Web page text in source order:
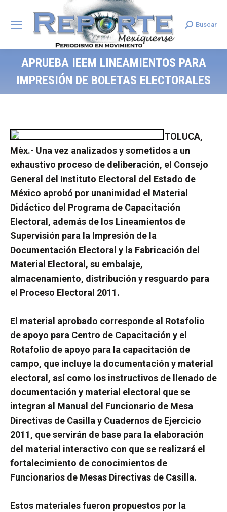
Search:
Buscar
APRUEBA IEEM LINEAMIENTOS PARA
IMPRESIÓN DE BOLETAS ELECTORALES
TOLUCA,
Mèx.- Una vez analizados y sometidos a un
exhaustivo proceso de deliberación, el Consejo
General del Instituto Electoral del Estado de
México aprobó por unanimidad el Material
Didáctico del Programa de Capacitación
Electoral, además de los Lineamientos de
Supervisión para la Impresión de la
Documentación Electoral y la Fabricación del
Material Electoral, su embalaje,
almacenamiento, distribución y resguardo para
el Proceso Electoral 2011.
El material aprobado corresponde al Rotafolio
de apoyo para Centro de Capacitación y el
Rotafolio de apoyo para la capacitación de
campo, que incluye la documentación y material
electoral, así como los instructivos de llenado de
documentación y material electoral que se
integran al Manual del Funcionario de Mesa
Directivas de Casilla y Cuadernos de Ejercicio
2011, que servirán de base para la elaboración
del material interactivo con que se realizará el
fortalecimiento de conocimientos de
Funcionarios de Mesas Directivas de Casilla.
Estos materiales fueron propuestos por la